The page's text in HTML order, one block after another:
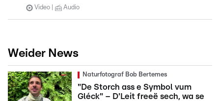
Video Audio
Weider News
Naturfotograf Bob Bertemes
"De Storch ass e Symbol vum
Gléck" – D'Leit freeë sech, wa se